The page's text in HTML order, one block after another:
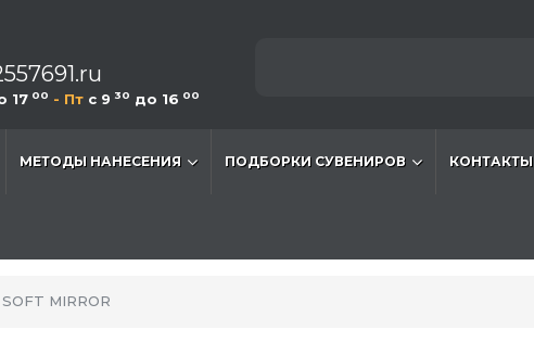
17 00 - Пт c 9 30 до 16 00
МЕТОДЫ НАНЕСЕНИЯ ПОДБОРКИ СУВЕНИРОВ КОНТАКТЫ
MIRROR